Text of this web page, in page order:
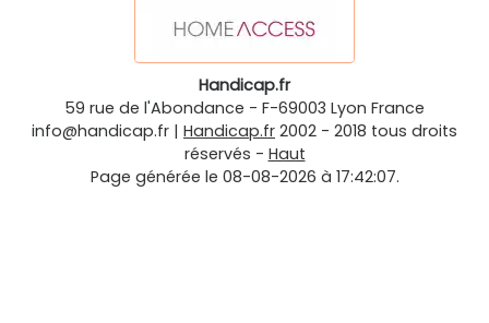
Handicap.fr
59 rue de l'Abondance - F-69003 Lyon France
info@handicap.fr | Handicap.fr 2002 - 2018 tous droits
réservés - Haut
Page générée le 08-08-2026 à 17:42:07.